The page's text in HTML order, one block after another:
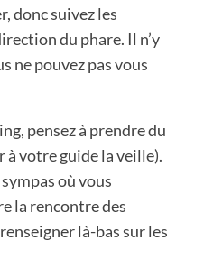
donc suivez les
du phare. Il n’y
ne pouvez pas vous
pensez à prendre du
à votre guide la veille).
où vous
la rencontre des
là-bas sur les